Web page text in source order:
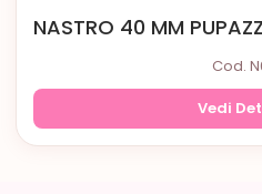
NASTRO 40 MM
Cod.
Vedi